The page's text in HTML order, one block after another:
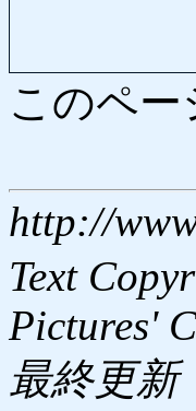
このペー
http://
Text
Pictures'
最終更新